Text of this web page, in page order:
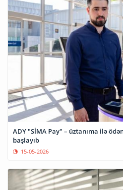
ADY "SİMA Pay" – üztanıma ilə
başlayıb
15-05-2026